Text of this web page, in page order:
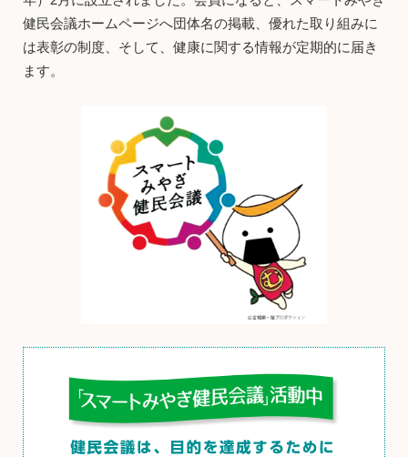
健民会議ホームページへ団体名の掲載、優れた取り組みに
は表彰の制度、そして、健康に関する情報が定期的に届き
ます。